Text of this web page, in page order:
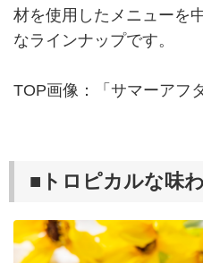
材を使用したメニューを
なラインナップです。
TOP画像：「サマーアフ
■トロピカルな味